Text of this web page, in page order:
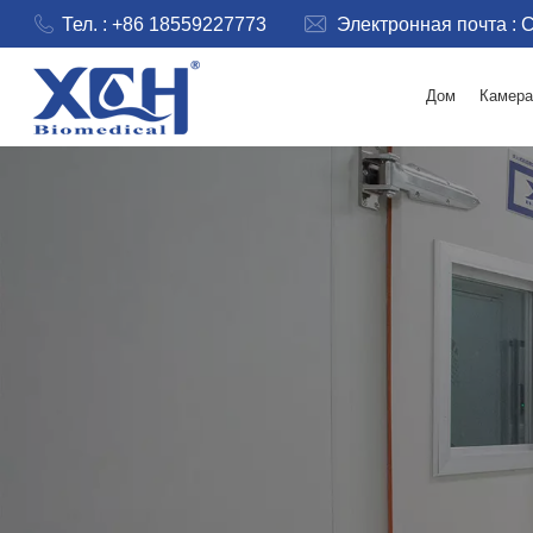
Тел. : +86 18559227773 Электронная почта :
Дом